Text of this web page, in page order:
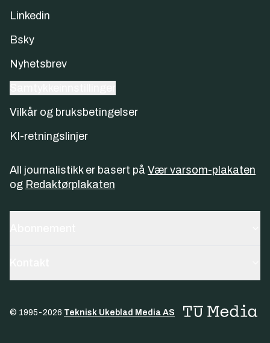
Linkedin
Bsky
Nyhetsbrev
Vilkår og bruksbetingelser
KI-retningslinjer
All journalistikk er basert på Vær varsom-plakaten
og Redaktørplakaten
© 1995-2026 Teknisk Ukeblad Media AS